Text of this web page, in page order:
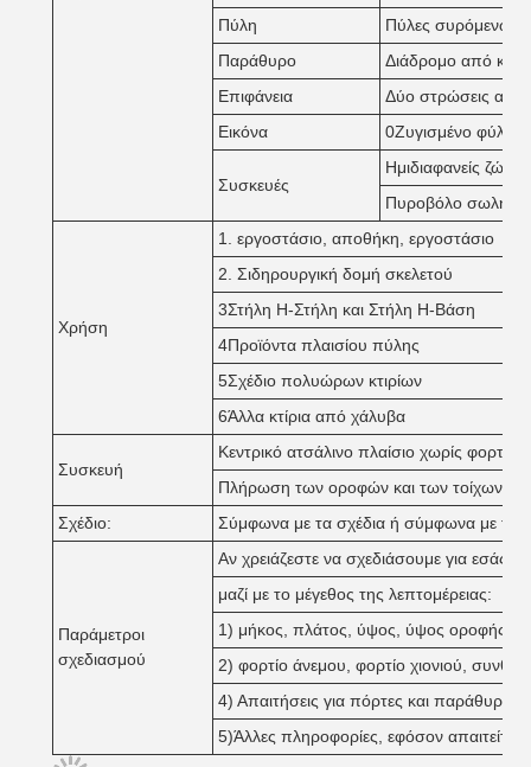
Πύλη
Πύλες συρόμενων
Παράθυρο
Διάδρομο από
Επιφάνεια
Δύο στρώσεις
Εικόνα
0Ζυγισμένο
Συσκευές
Ημιδιαφανείς
Πυροβόλο σωλήνα,
Χρήση
1. εργοστάσιο, αποθήκη, εργοστάσιο
2. Σιδηρουργική δομή σκελετού
3Στήλη H-Στήλη και Στήλη H-Βάση
4Προϊόντα πλαισίου πύλης
5Σχέδιο πολυώρων κτιρίων
6Άλλα κτίρια από χάλυβα
Συσκευή
Κεντρικό ατσάλινο πλαίσιο χωρίς
Πλήρωση των οροφών και των τοίχων σε
Σχέδιο:
Σύμφωνα με τα σχέδια ή σύμφωνα με τις
Παράμετροι
σχεδιασμού
Αν χρειάζεστε να σχεδιάσουμε για
μαζί με το μέγεθος της λεπτομέρειας:
1) μήκος, πλάτος, ύψος, ύψος οροφής,
2) φορτίο άνεμου, φορτίο χιονιού,
4) Απαιτήσεις για πόρτες και παράθυρα
5)Άλλες πληροφορίες, εφόσον απαιτείται